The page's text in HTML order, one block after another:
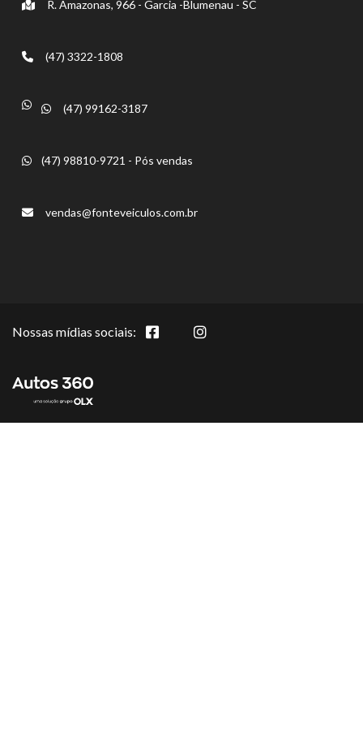
R. Amazonas, 966 - Garcia -Blumenau - SC
(47) 3322-1808
(47) 99162-3187
(47) 98810-9721 - Pós vendas
vendas@fonteveiculos.com.br
Nossas mídias sociais: